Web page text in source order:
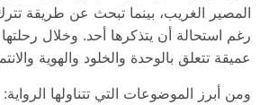
المصير الغريب، بينما تبحث عن طريقة تترك
رغم استحالة أن يتذكرها أحد. وخلال رحلتها
عميقة تتعلق بالوحدة والخلود والهوية
ومن أبرز الموضوعات التي تتناولها الرواية: